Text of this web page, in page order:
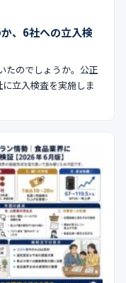
、6社への立入検
たのでしょうか。公正
立入検査を実施しま